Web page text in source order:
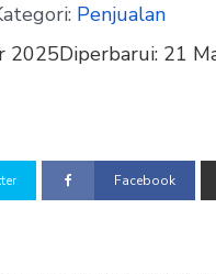
Penjualan
2025Diperbarui: 21
Facebook